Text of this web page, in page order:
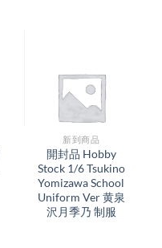
新到商品​
開封品 Hobby
Stock 1/6 Tsukino
Yomizawa School
Uniform Ver 黄泉
沢月季乃 制服